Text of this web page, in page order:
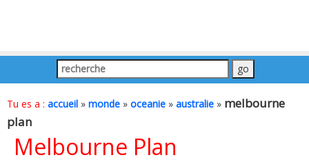
Tu es a : accueil » monde » oceanie » australie » melbourne
plan
Melbourne Plan